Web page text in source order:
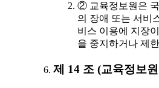
② 교육정보원은 국
의 장애 또는 서비
비스 이용에 지장
을 중지하거나 제
제 14 조 (교육정보